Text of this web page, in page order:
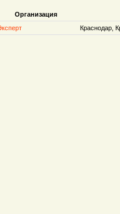
Организация
Краснодар,